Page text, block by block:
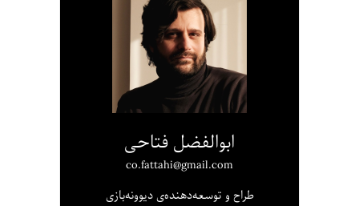
ابوالفضل فتاحی
co.fattahi@gmail.com
طراح و توسعه‌دهنده‌ی دیوونه‌بازی